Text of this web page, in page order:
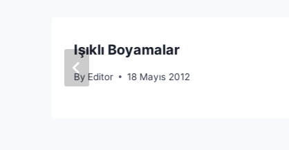
Işıklı Boyamalar
By Editor 18 Mayıs 2012